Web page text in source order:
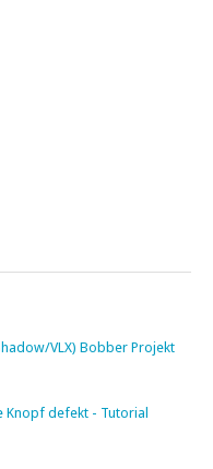
VLX) Bobber Projekt
Knopf defekt - Tutorial